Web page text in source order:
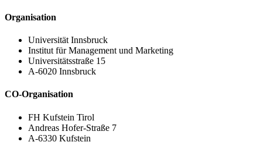
Organisation
Universität Innsbruck
Institut für Management und Marketing
Universitätsstraße 15​
A-6020 Innsbruck​
CO-Organisation
FH Kufstein Tirol
Andreas Hofer-Straße 7
A-6330 Kufstein